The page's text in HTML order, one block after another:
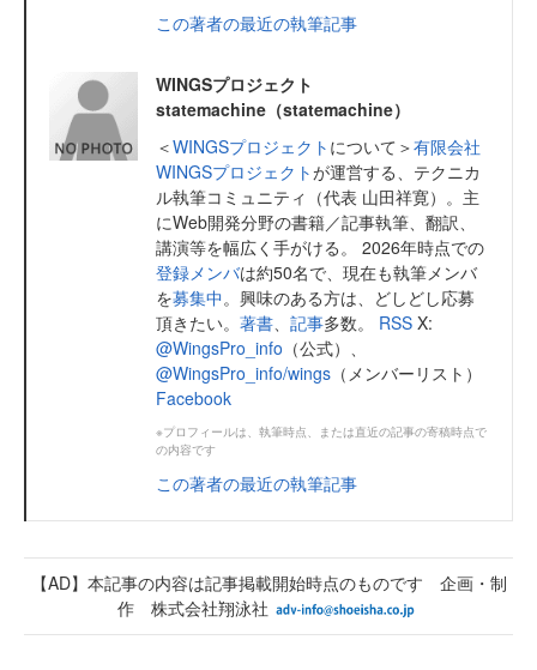
この著者の最近の執筆記事
WINGSプロジェクト
statemachine（statemachine）
＜WINGSプロジェクト について＞有限会社
WINGSプロジェクトが運営する、テクニカ
ル執筆コミュニティ（代表 山田祥寛）。主
にWeb開発分野の書籍／記事執筆、翻訳、
講演等を幅広く手がける。 2026年時点での
登録メンバは約50名で、現在も執筆メンバ
を募集中。興味のある方は、どしどし応募
頂きたい。 著書 記事多数。 RSS X:
@WingsPro_info （公式）、
@WingsPro_info/wings （メンバーリスト）
Facebook
※プロフィールは、執筆時点、または直近の記事の寄稿時点で
の内容です
この著者の最近の執筆記事
【AD】本記事の内容は記事掲載開始時点のものです 企画・制
作 株式会社翔泳社